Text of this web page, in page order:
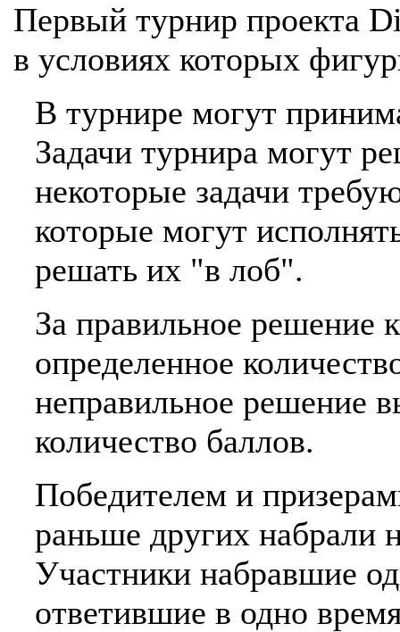
Первый турнир проекта
в условиях которых
В турнире могут
Задачи турнира могут
некоторые задачи
которые могут
решать их "в лоб".
За правильное решение
определенное
неправильное решение
количество баллов.
Победителем и
раньше других набрали
Участники набравшие
ответившие в одно